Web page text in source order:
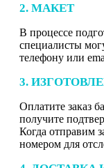
2. МАКЕТ
В процессе
специалисты
телефону или
3.
Оплатите заказ
получите
Когда отправим
номером для